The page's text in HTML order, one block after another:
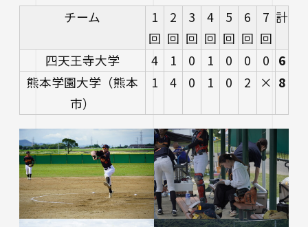
チーム
1
回
2
回
3
回
4
回
5
回
6
回
7
回
計
四天王寺大学 4 1 0 1 0 0 0 6
熊本学園大学（熊本
市）
1 4 0 1 0 2 × 8